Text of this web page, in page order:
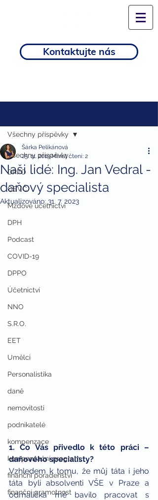
Kontaktujte nás
Všechny příspěvky
DPFO
OSVČ
Mzdové účetnictví
DPH
Podcast
COVID-19
DPPO
Účetnictví
NNO
S.R.O.
EET
Umělci
Personalistika
daně
nemovitosti
podnikatelé
kompenzace
kompenzační program
finanční poradenství
finanční gramotnost
Všechny příspěvky
Naši lidé: Ing. Jan Vedral -
daňový specialista
Šárka Pelikánová
25. 11. 2019Minut čtení: 2
Aktualizováno: 31. 7. 2023
1. Co Vás přivedlo k této práci –
daňového specialisty?
Vzhledem k tomu, že můj táta i jeho
táta byli absolventi VŠE v Praze a
odmalička mě bavilo pracovat s